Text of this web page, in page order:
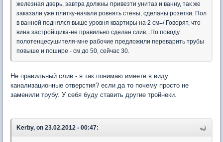
железная дверь, завтра должны привезти унитаз и ванну, так же
заказали уже плитку-начали ровнять стены, сделаны розетки. Пол
в ванной поднялся выше уровня квартиры на 2 см=/ Говорят, что
вина застройщика-не правильно сделан слив...По поводу
полотенцесушителя-мне рабочие предложили переварить трубы
повыше и пошире - см до 50, сейчас 30.
Не правильный слив - я так понимаю имеете в виду
канализационные отверстия? если да то почему просто не
заменили трубу. У себя буду ставить другие тройнеки.
Kerby, on 23.02.2012 - 00:47: